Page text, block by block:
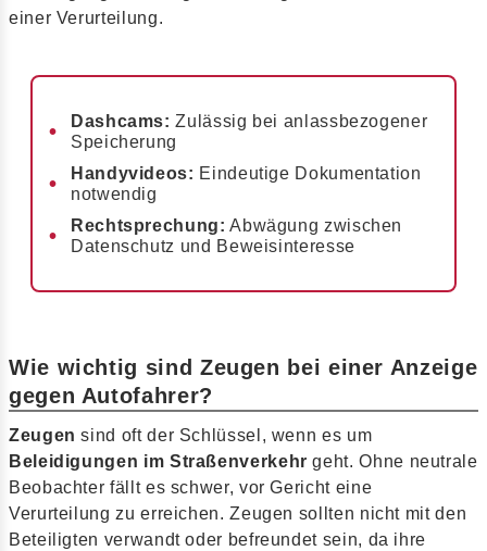
einer Verurteilung.
Dashcams: Zulässig bei anlassbezogener
Speicherung
Handyvideos: Eindeutige Dokumentation
notwendig
Rechtsprechung: Abwägung zwischen
Datenschutz und Beweisinteresse
Wie wichtig sind Zeugen bei einer Anzeige
gegen Autofahrer?
Zeugen sind oft der Schlüssel, wenn es um
Beleidigungen im Straßenverkehr geht. Ohne neutrale
Beobachter fällt es schwer, vor Gericht eine
Verurteilung zu erreichen. Zeugen sollten nicht mit den
Beteiligten verwandt oder befreundet sein, da ihre